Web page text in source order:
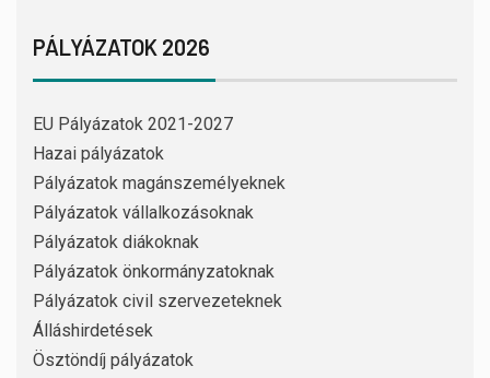
PÁLYÁZATOK 2026
EU Pályázatok 2021-2027
Hazai pályázatok
Pályázatok magánszemélyeknek
Pályázatok vállalkozásoknak
Pályázatok diákoknak
Pályázatok önkormányzatoknak
Pályázatok civil szervezeteknek
Álláshirdetések
Ösztöndíj pályázatok